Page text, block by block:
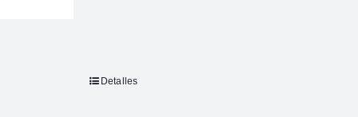
Detalles